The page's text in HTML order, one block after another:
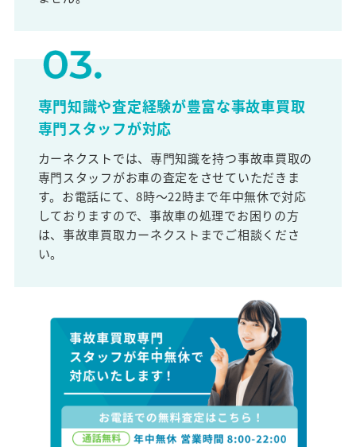
専門知識や査定経験が豊富な事故車買取
専門スタッフが対応
カーネクストでは、専門知識を持つ事故車買取の
専門スタッフがお車の査定をさせていただきま
す。お電話にて、8時～22時まで年中無休で対応
しておりますので、事故車の処理でお困りの方
は、事故車買取カーネクストまでご相談くださ
い。